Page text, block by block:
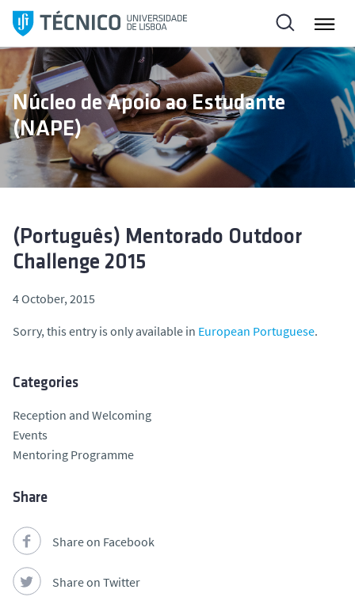
i
p
t
o
o
t
Núcleo de Apoio ao Estudante
(NAPE)
(Português) Mentorado Outdoor
Challenge 2015
4 October, 2015
Sorry, this entry is only available in European Portuguese.
Categories
Reception and Welcoming
Events
Mentoring Programme
Share
Share on Facebook
Share on Twitter